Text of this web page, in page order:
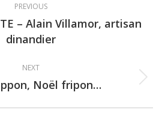
PREVIOUS
Previous
post:
– Alain Villamor, artisan
dinandier
NEXT
Next
Noël fripon…